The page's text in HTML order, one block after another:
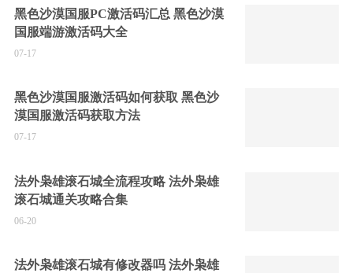
黑色沙漠国服PC激活码汇总 黑色沙漠
国服端游激活码大全
07-17
黑色沙漠国服激活码如何获取 黑色沙
漠国服激活码获取方法
07-17
法外枭雄滚石城全流程攻略 法外枭雄
滚石城通关攻略合集
06-20
法外枭雄滚石城有修改器吗 法外枭雄